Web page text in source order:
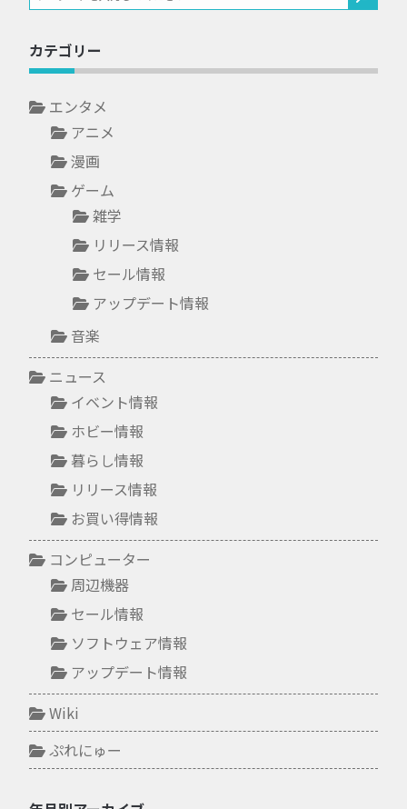
カテゴリー
エンタメ
アニメ
漫画
ゲーム
雑学
リリース情報
セール情報
アップデート情報
音楽
ニュース
イベント情報
ホビー情報
暮らし情報
リリース情報
お買い得情報
コンピューター
周辺機器
セール情報
ソフトウェア情報
アップデート情報
Wiki
ぷれにゅー